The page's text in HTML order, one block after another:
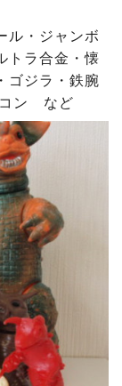
ル・ジャンボ
トラ合金・懐
ゴジラ・鉄腕
コン など